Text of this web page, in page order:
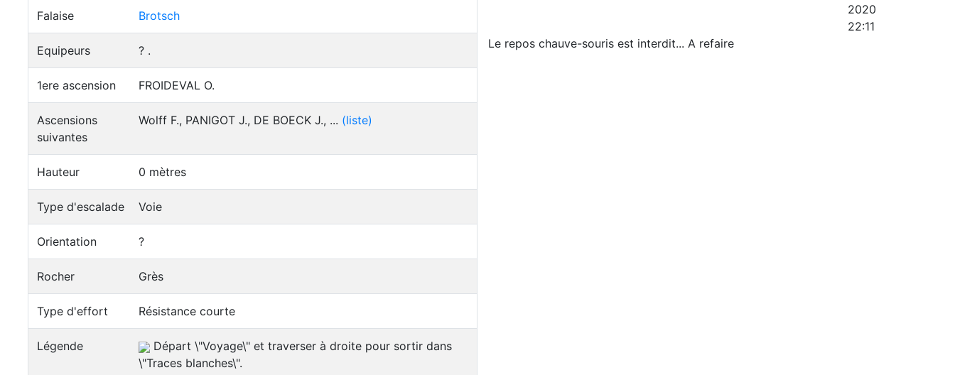
Falaise Brotsch
Equipeurs ? .
1ere ascension FROIDEVAL O.
Ascensions
suivantes
Wolff F., PANIGOT J., DE BOECK J., ... (liste)
Hauteur 0 mètres
Type d'escalade Voie
Orientation ?
Rocher Grès
Type d'effort Résistance courte
Légende
Départ \"Voyage\" et traverser à droite pour sortir dans
\"Traces blanches\".
2020
22:11
Le repos chauve-souris est interdit... A refaire